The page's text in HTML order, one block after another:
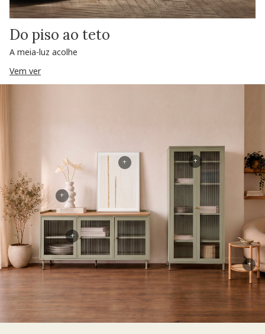
Do piso ao teto
A meia-luz acolhe
Vem ver
+
+
+
+
+